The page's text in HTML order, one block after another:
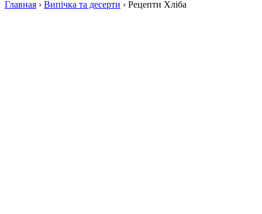
Главная › Випічка та десерти › Рецепти Хліба